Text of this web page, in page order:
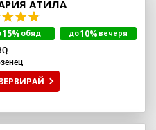
АТИЛА
15% обяд до10% вечеря